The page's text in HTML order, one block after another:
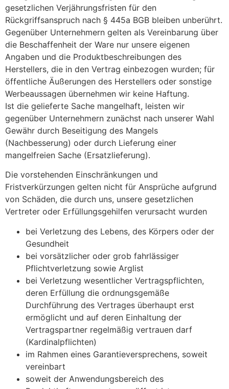
gesetzlichen Verjährungsfristen für den
Rückgriffsanspruch nach § 445a BGB bleiben unberührt.
Gegenüber Unternehmern gelten als Vereinbarung über
die Beschaffenheit der Ware nur unsere eigenen
Angaben und die Produktbeschreibungen des
Herstellers, die in den Vertrag einbezogen wurden; für
öffentliche Äußerungen des Herstellers oder sonstige
Werbeaussagen übernehmen wir keine Haftung.
Ist die gelieferte Sache mangelhaft, leisten wir
gegenüber Unternehmern zunächst nach unserer Wahl
Gewähr durch Beseitigung des Mangels
(Nachbesserung) oder durch Lieferung einer
mangelfreien Sache (Ersatzlieferung).
Die vorstehenden Einschränkungen und
Fristverkürzungen gelten nicht für Ansprüche aufgrund
von Schäden, die durch uns, unsere gesetzlichen
Vertreter oder Erfüllungsgehilfen verursacht wurden
bei Verletzung des Lebens, des Körpers oder der
Gesundheit
bei vorsätzlicher oder grob fahrlässiger
Pflichtverletzung sowie Arglist
bei Verletzung wesentlicher Vertragspflichten,
deren Erfüllung die ordnungsgemäße
Durchführung des Vertrages überhaupt erst
ermöglicht und auf deren Einhaltung der
Vertragspartner regelmäßig vertrauen darf
(Kardinalpflichten)
im Rahmen eines Garantieversprechens, soweit
vereinbart
soweit der Anwendungsbereich des